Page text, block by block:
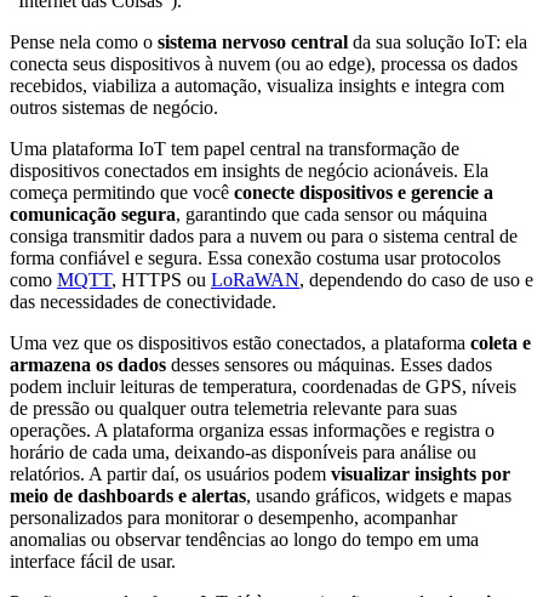
Pense nela como o sistema nervoso central da sua solução IoT: ela
conecta seus dispositivos à nuvem (ou ao edge), processa os dados
recebidos, viabiliza a automação, visualiza insights e integra com
outros sistemas de negócio.
Uma plataforma IoT tem papel central na transformação de
dispositivos conectados em insights de negócio acionáveis. Ela
começa permitindo que você conecte dispositivos e gerencie a
comunicação segura, garantindo que cada sensor ou máquina
consiga transmitir dados para a nuvem ou para o sistema central de
forma confiável e segura. Essa conexão costuma usar protocolos
como MQTT, HTTPS ou LoRaWAN, dependendo do caso de uso e
das necessidades de conectividade.
Uma vez que os dispositivos estão conectados, a plataforma coleta e
armazena os dados desses sensores ou máquinas. Esses dados
podem incluir leituras de temperatura, coordenadas de GPS, níveis
de pressão ou qualquer outra telemetria relevante para suas
operações. A plataforma organiza essas informações e registra o
horário de cada uma, deixando-as disponíveis para análise ou
relatórios. A partir daí, os usuários podem visualizar insights por
meio de dashboards e alertas, usando gráficos, widgets e mapas
personalizados para monitorar o desempenho, acompanhar
anomalias ou observar tendências ao longo do tempo em uma
interface fácil de usar.